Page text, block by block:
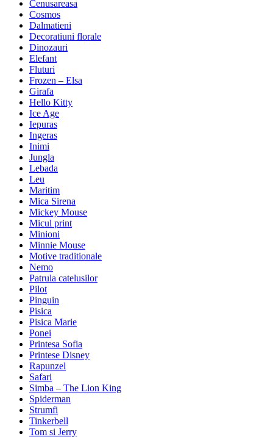
Cenusareasa
Cosmos
Dalmatieni
Decoratiuni florale
Dinozauri
Elefant
Fluturi
Frozen – Elsa
Girafa
Hello Kitty
Ice Age
Iepuras
Ingeras
Inimi
Jungla
Lebada
Leu
Maritim
Mica Sirena
Mickey Mouse
Micul print
Minioni
Minnie Mouse
Motive traditionale
Nemo
Patrula catelusilor
Pilot
Pinguin
Pisica
Pisica Marie
Ponei
Printesa Sofia
Printese Disney
Rapunzel
Safari
Simba – The Lion King
Spiderman
Strumfi
Tinkerbell
Tom si Jerry